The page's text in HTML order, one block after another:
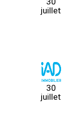
juillet
30
juillet